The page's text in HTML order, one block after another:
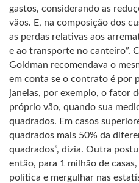
gastos, considerando as
vãos. E, na composição dos
as perdas relativas aos
e ao transporte no canteiro”.
Goldman recomendava o
em conta se o contrato é por
janelas, por exemplo, o fator
próprio vão, quando sua
quadrados. Em casos
quadrados mais 50% da
quadrados”, dizia. Outra
então, para 1 milhão de
política e mergulhar nas